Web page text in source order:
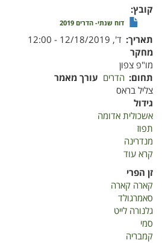
קובץ
דוח שנתי- הדרים 2019
תאריך ד', 12/18/2019 - 12:00
מחקר
מו"פ צפון
תחום הדרים עורך מאמר
צליל בראס
גידול
אשכולית אדומה
תפוז
מנדרינה
קרא עוד
הדרים
2019
זן הפרי
קארה קארה
סאמרגולד
גלנורה לייט
סמי
קמבריה